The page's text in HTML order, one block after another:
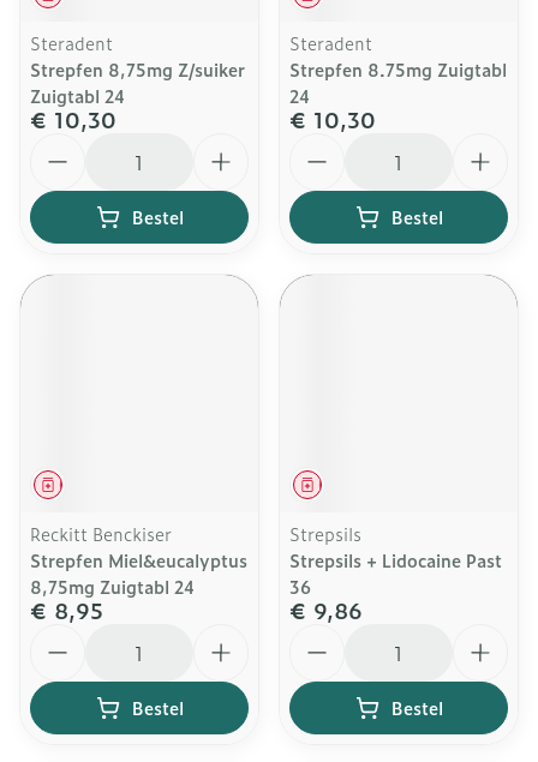
Steradent
Strepfen 8,75mg Z/suiker
Zuigtabl 24
€ 10,30
Bestel
Steradent
Strepfen 8.75mg Zuigtabl
24
€ 10,30
Bestel
Geneesmiddel
Reckitt Benckiser
Strepfen Miel&eucalyptus
8,75mg Zuigtabl 24
€ 8,95
Bestel
Geneesmiddel
Strepsils
Strepsils + Lidocaine Past
36
€ 9,86
Bestel